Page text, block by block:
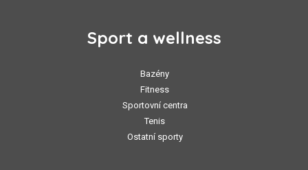
Sport a wellness
Bazény
Fitness
Sportovní centra
Tenis
Ostatní sporty